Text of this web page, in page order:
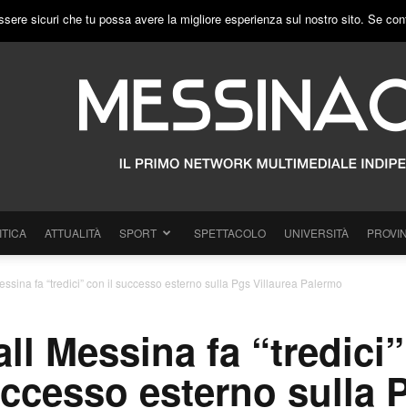
PUBBLICITÀ
ATTUALITÀ SPORT SPETTACOLO UNIVERSITÀ
fa “tredici” con il successo esterno sulla Pgs Villaurea Palermo
Messina fa “tredici”
esterno sulla
sicuri che tu possa avere la migliore esperienza sul nostro sito. Se